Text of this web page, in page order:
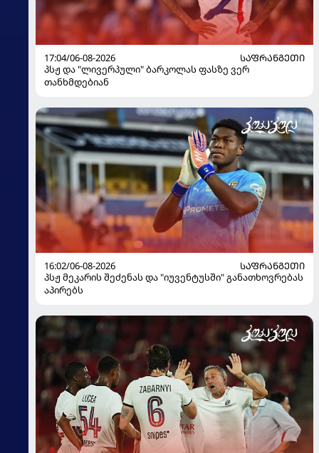
17:04/06-08-2026
ᲡᲐᲤᲠᲐᲜᲒᲔᲗᲘ
პსჟ და "ლივერპული" ბარკოლას ფასზე ვერ
თანხმდებიან
16:02/06-08-2026
ᲡᲐᲤᲠᲐᲜᲒᲔᲗᲘ
პსჟ მეკარის შეძენას და "იუვენტუსში" განათხოვრებას
აპირებს